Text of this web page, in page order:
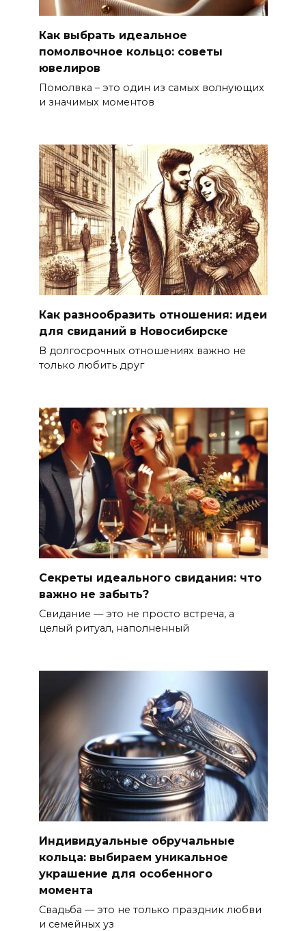
Как выбрать идеальное
помолвочное кольцо: советы
ювелиров
Помолвка – это один из самых волнующих
и значимых моментов
Как разнообразить отношения: идеи
для свиданий в Новосибирске
В долгосрочных отношениях важно не
только любить друг
Секреты идеального свидания: что
важно не забыть?
Свидание — это не просто встреча, а
целый ритуал, наполненный
Индивидуальные обручальные
кольца: выбираем уникальное
украшение для особенного
момента
Свадьба — это не только праздник любви
и семейных уз